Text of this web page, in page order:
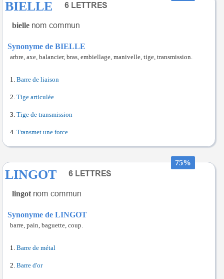
BIELLE
bielle
Synonyme de BIELLE
arbre, axe, balancier, bras, embiellage, manivelle, tige, transmission.
Barre de liaison
Tige articulée
Tige de transmission
Transmet une force
75%
LINGOT
lingot
Synonyme de LINGOT
barre, pain, baguette, coup.
Barre de métal
Barre d'or